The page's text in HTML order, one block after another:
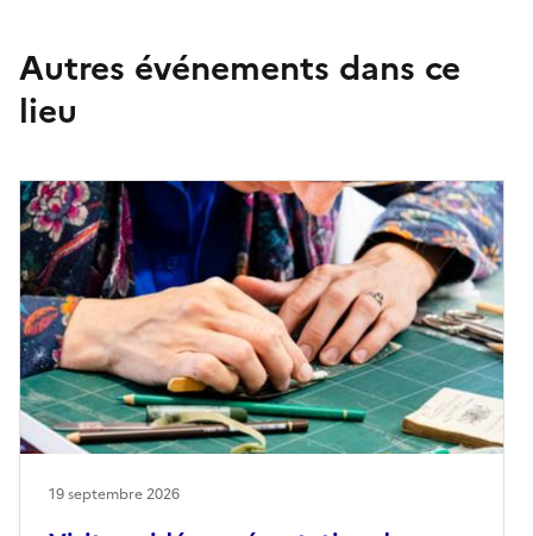
Autres événements dans ce
lieu
19 septembre 2026